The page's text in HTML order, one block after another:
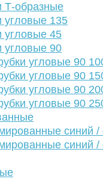
Т-образные
угловые 135
угловые 45
угловые 90
угловые 90
угловые 90
угловые 90
угловые 90
синий /
синий /